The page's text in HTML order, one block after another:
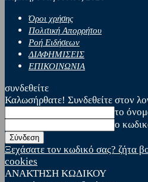
Όροι χρήσης
Πολιτική Απορρήτου
Ροή Ειδήσεων
ΔΙΑΦΗΜΙΣΕΙΣ
ΕΠΙΚΟΙΝΩΝΙΑ
συνδεθείτε
Καλωσήρθατε! Συνδεθείτε στον
το
ο
Ξεχάσατε τον κωδικό σας? ζήτα
cookies
ΑΝΑΚΤΗΣΗ ΚΩΔΙΚΟΥ